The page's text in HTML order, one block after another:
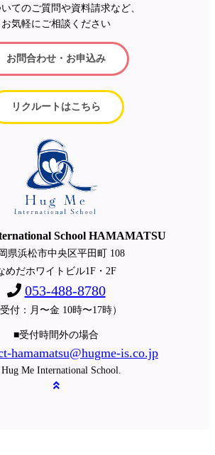
てのご質問や資料請求など、
お気軽にご相談ください
お問合わせ・お申込み
リクルートはこちら
School HAMAMATSU
県浜松市中央区平田町 108
めだホワイトビル1F・2F
053-488-8780
受付：月〜金 10時〜17時）
■受付時間外の場合
hamamatsu@hugme-is.co.jp
Me International School.